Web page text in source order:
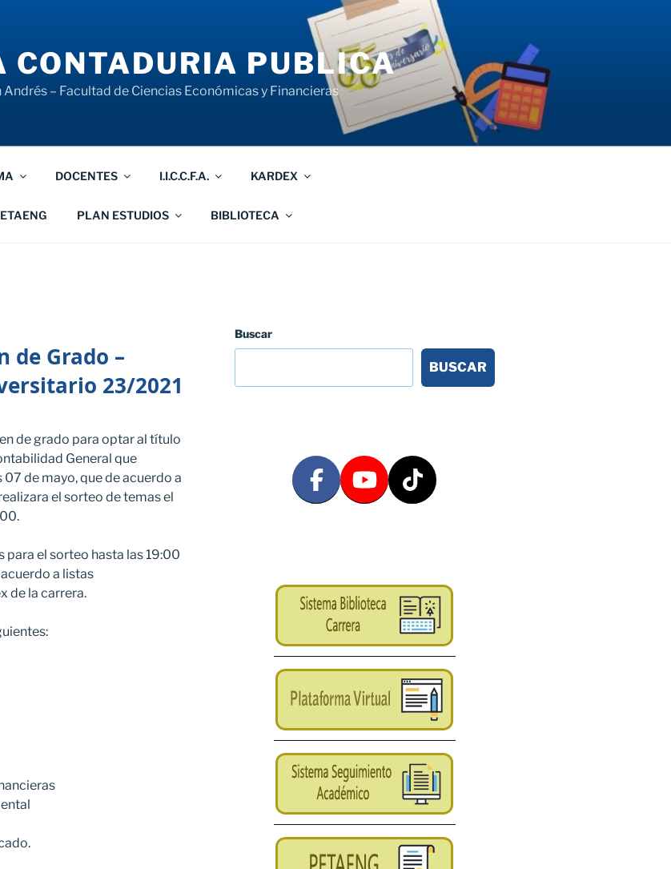
CONTADURIA PUBLICA
– Facultad de Ciencias Económicas y Financieras
DOCENTES I.I.C.C.F.A. KARDEX
PLAN ESTUDIOS BIBLIOTECA
de Grado –
23/2021
de grado para optar al título
General que
de mayo, que de acuerdo a
el sorteo de temas el
el sorteo hasta las 19:00
a listas
de la carrera.
Buscar
BUSCAR